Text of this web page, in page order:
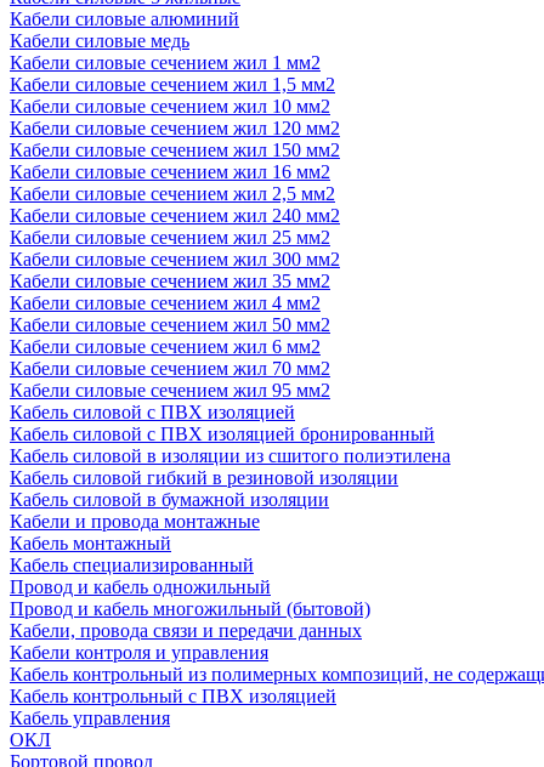
Кабели силовые алюминий
Кабели силовые медь
Кабели силовые сечением жил 1 мм2
Кабели силовые сечением жил 1,5 мм2
Кабели силовые сечением жил 10 мм2
Кабели силовые сечением жил 120 мм2
Кабели силовые сечением жил 150 мм2
Кабели силовые сечением жил 16 мм2
Кабели силовые сечением жил 2,5 мм2
Кабели силовые сечением жил 240 мм2
Кабели силовые сечением жил 25 мм2
Кабели силовые сечением жил 300 мм2
Кабели силовые сечением жил 35 мм2
Кабели силовые сечением жил 4 мм2
Кабели силовые сечением жил 50 мм2
Кабели силовые сечением жил 6 мм2
Кабели силовые сечением жил 70 мм2
Кабели силовые сечением жил 95 мм2
Кабель силовой с ПВХ изоляцией
Кабель силовой с ПВХ изоляцией бронированный
Кабель силовой в изоляции из сшитого полиэтилена
Кабель силовой гибкий в резиновой изоляции
Кабель силовой в бумажной изоляции
Кабели и провода монтажные
Кабель монтажный
Кабель специализированный
Провод и кабель одножильный
Провод и кабель многожильный (бытовой)
Кабели, провода связи и передачи данных
Кабели контроля и управления
Кабель контрольный из полимерных композиций, не
Кабель контрольный с ПВХ изоляцией
Кабель управления
ОКЛ
Бортовой провод